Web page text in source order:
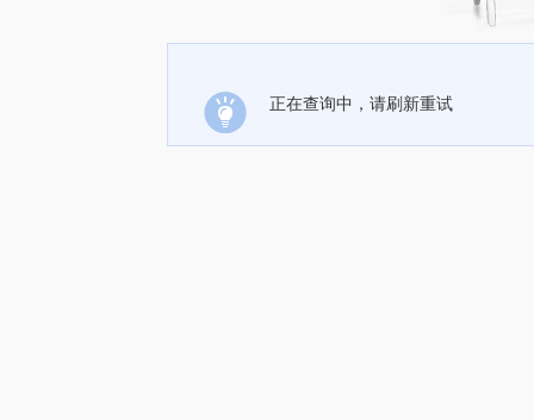
正在查询中，请刷新重试